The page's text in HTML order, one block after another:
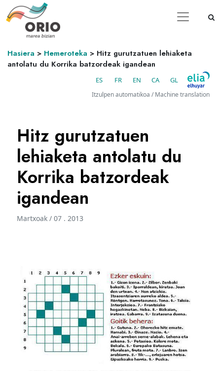
Hasiera > Hemeroteka > Hitz gurutzatuen lehiaketa
antolatu du Korrika batzordeak igandean
ES FR EN CA GL
Itzulpen automatikoa / Machine translation
Hitz gurutzatuen
lehiaketa antolatu du
Korrika batzordeak
igandean
Martxoak / 07 . 2013